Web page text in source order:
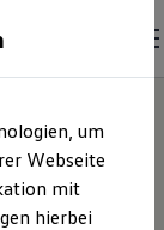
um
Webseite
mit
hierbei